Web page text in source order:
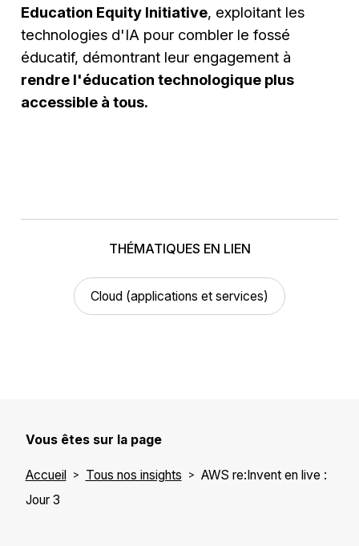
Education Equity Initiative, exploitant les
technologies d'IA pour combler le fossé
éducatif, démontrant leur engagement à
rendre l'éducation technologique plus
accessible à tous.
THÉMATIQUES EN LIEN
Cloud (applications et services)
Vous êtes sur la page
Accueil Tous nos insights
AWS re:Invent en live :
Jour 3